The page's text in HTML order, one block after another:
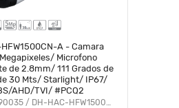
A - Camara
Microfono
de 2.8mm/ 111 Grados de
30 Mts/ Starlight/ IP67/
AHD/TVI/ #PCQ2
DAHUA / DHT0290035 / DH-HAC-HFW1500CN-A-0280B-S2